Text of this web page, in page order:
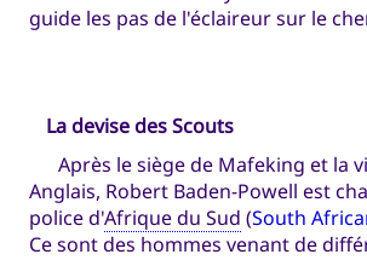
guide les pas de l'éclaireur sur le
La devise des Scouts
Après le siège de Mafeking et la
Anglais, Robert Baden-Powell est
police d'Afrique du Sud (South
Ce sont des hommes venant de